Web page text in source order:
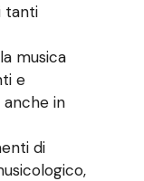
tanti
musica
e
in
di